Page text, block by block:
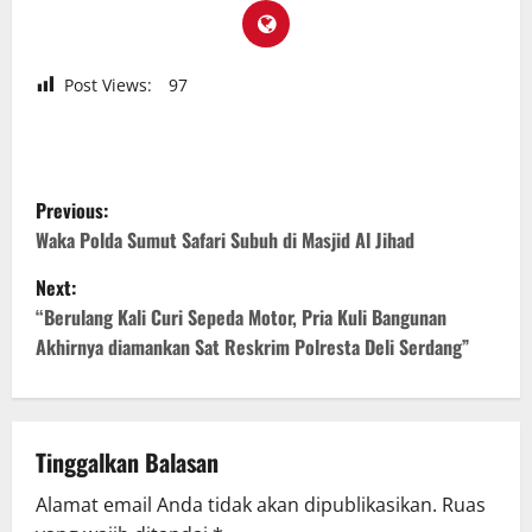
Post Views: 97
P
o
s
t
n
a
v
Previous:
Waka Polda Sumut Safari Subuh di Masjid Al Jihad
Next:
“Berulang Kali Curi Sepeda Motor, Pria Kuli Bangunan
Akhirnya diamankan Sat Reskrim Polresta Deli Serdang”
Tinggalkan Balasan
Alamat email Anda tidak akan dipublikasikan. Ruas